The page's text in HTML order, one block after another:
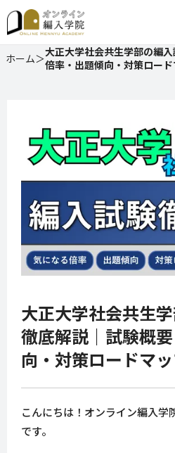
ホーム＞大正大学社会共生学部の編
倍率・出題傾向・対策ロー
大正大学社会共生
徹底解説｜試験概
向・対策ロードマ
こんにちは！オンライン編入学
です。